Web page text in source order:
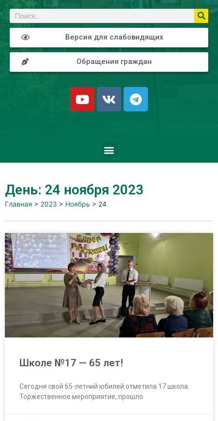
Версия для слабовидящих
Обращения граждан
День: 24 ноября 2023
Главная > 2023 > Ноябрь > 24
Школе №17 — 65 лет!
Сегодня свой 65-летний юбилей отметила 17 школа.
Торжественное мероприятие, прошло